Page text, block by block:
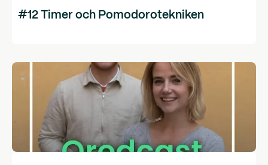
#12 Timer och Pomodorotekniken